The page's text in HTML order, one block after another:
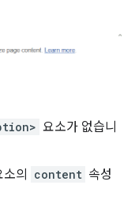
요소가 없습니
소의 content 속성